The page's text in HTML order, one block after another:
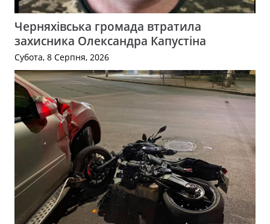
Черняхівська громада втратила
захисника Олександра Капустіна
Субота, 8 Серпня, 2026